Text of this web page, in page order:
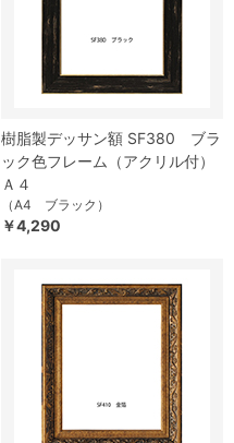
樹脂製デッサン額 SF380 ブラ
ック色フレーム（アクリル付）
Ａ４
（A4 ブラック）
￥4,290